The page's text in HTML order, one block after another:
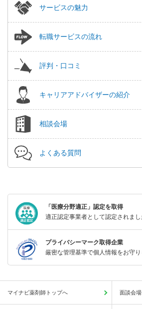
サービスの魅力
転職サービスの流れ
評判・口コミ
キャリアアドバイザーの紹介
相談会場
よくある質問
「医療分野適正」認定を取得
適正認定事業者として認定されまし
プライバシーマーク取得企業
厳密な管理基準で個人情報をお守り
マイナビ薬剤師トップへ 面談会